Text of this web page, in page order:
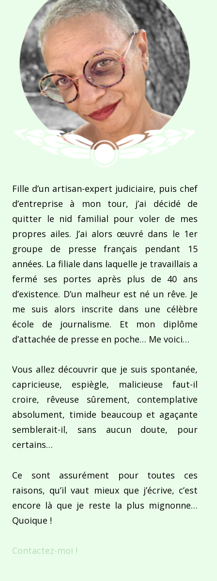
Fille d’un artisan-expert judiciaire, puis chef
d’entreprise à mon tour, j’ai décidé de
quitter le nid familial pour voler de mes
propres ailes. J’ai alors œuvré dans le 1er
groupe de presse français pendant 15
années. La filiale dans laquelle je travaillais a
fermé ses portes après plus de 40 ans
d’existence. D’un malheur est né un rêve. Je
me suis alors inscrite dans une célèbre
école de journalisme. Et mon diplôme
d’attachée de presse en poche… Me voici…
Vous allez découvrir que je suis spontanée,
capricieuse, espiègle, malicieuse faut-il
croire, rêveuse sûrement, contemplative
absolument, timide beaucoup et agaçante
semblerait-il, sans aucun doute, pour
certains…
Ce sont assurément pour toutes ces
raisons, qu’il vaut mieux que j’écrive, c’est
encore là que je reste la plus mignonne…
Quoique !
Contactez-moi !